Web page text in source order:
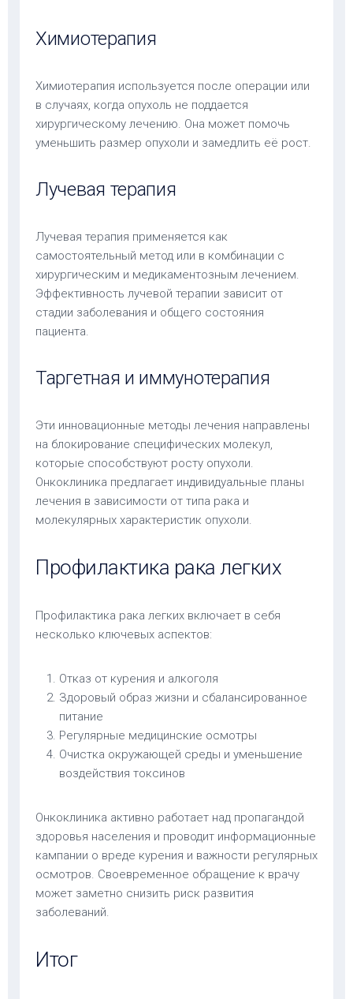
Химиотерапия
Химиотерапия используется после операции или
в случаях, когда опухоль не поддается
хирургическому лечению. Она может помочь
уменьшить размер опухоли и замедлить её рост.
Лучевая терапия
Лучевая терапия применяется как
самостоятельный метод или в комбинации с
хирургическим и медикаментозным лечением.
Эффективность лучевой терапии зависит от
стадии заболевания и общего состояния
пациента.
Таргетная и иммунотерапия
Эти инновационные методы лечения направлены
на блокирование специфических молекул,
которые способствуют росту опухоли.
Онкоклиника предлагает индивидуальные планы
лечения в зависимости от типа рака и
молекулярных характеристик опухоли.
Профилактика рака легких
Профилактика рака легких включает в себя
несколько ключевых аспектов:
Отказ от курения и алкоголя
Здоровый образ жизни и сбалансированное
питание
Регулярные медицинские осмотры
Очистка окружающей среды и уменьшение
воздействия токсинов
Онкоклиника активно работает над пропагандой
здоровья населения и проводит информационные
кампании о вреде курения и важности регулярных
осмотров. Своевременное обращение к врачу
может заметно снизить риск развития
заболеваний.
Итог